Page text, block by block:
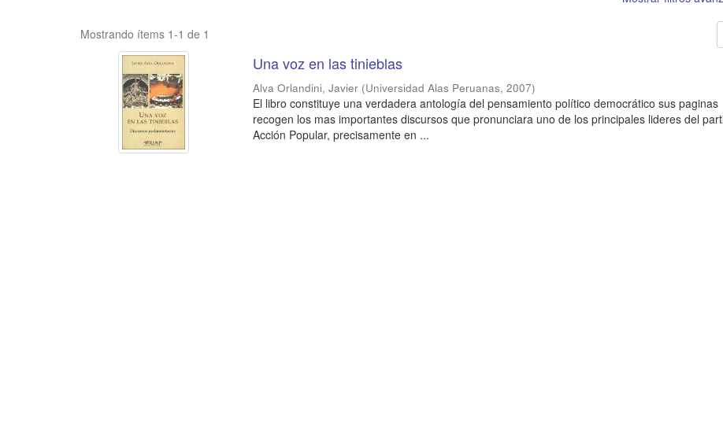
Mostrando ítems 1-1 de 1
Una voz en las tinieblas
Alva Orlandini, Javier (Universidad Alas Peruanas,2007)
El libro constituye una verdadera antología del pensamiento político democrático sus paginas
recogen los mas importantes discursos que pronunciara uno de los principales lideres del
Acción Popular, precisamente en ...